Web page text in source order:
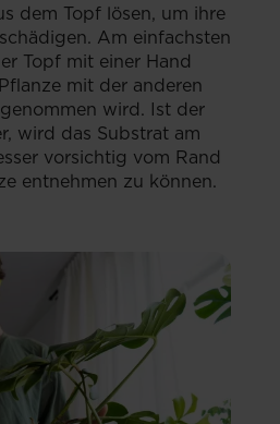
dem Topf lösen, um ihre
Am einfachsten
Topf mit einer Hand
mit der anderen
wird. Ist der
wird das Substrat am
vorsichtig vom Rand
entnehmen zu können.